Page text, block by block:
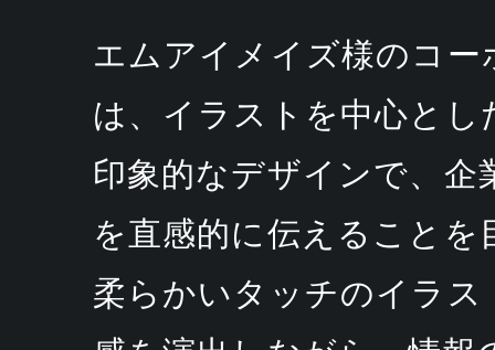
エムアイメイズ様のコ
は、イラストを中心とし
印象的なデザインで、企
を直感的に伝えることを
柔らかいタッチのイラス